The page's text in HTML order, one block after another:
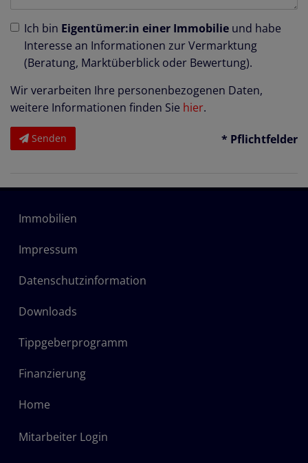
Ich bin Eigentümer:in einer Immobilie und habe
Interesse an Informationen zur Vermarktung
(Beratung, Marktüberblick oder Bewertung).
Wir verarbeiten Ihre personenbezogenen Daten,
weitere Informationen finden Sie hier.
Senden * Pflichtfelder
Immobilien
Impressum
Datenschutzinformation
Downloads
Tippgeberprogramm
Finanzierung
Home
Mitarbeiter Login